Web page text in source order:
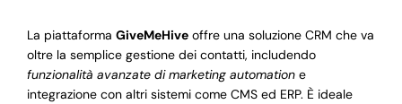
La piattaforma GiveMeHiveoffre una soluzione CRM che va
oltre la semplice gestione dei contatti, includendo
funzionalità avanzate di marketing automatione
integrazione con altri sistemi come CMS ed ERP. È ideale